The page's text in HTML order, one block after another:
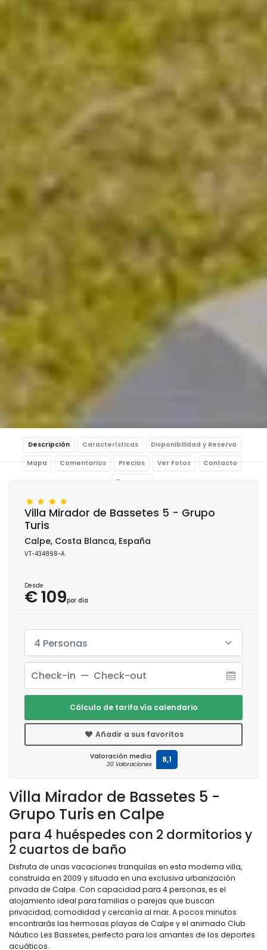
Descripción Características Disponibilidad y Reserva
Mapa Comentarios Precios Ver Fotos Contacto
Reservar
Villa Mirador de Bassetes 5 -
Grupo Turis en Calpe
para 4 huéspedes con 2 dormitorios y
2 cuartos de baño
Disfruta de unas vacaciones tranquilas en esta moderna villa,
construida en 2009 y situada en una exclusiva urbanización
privada de Calpe. Con capacidad para 4 personas, es el
alojamiento ideal para familias o parejas que buscan
privacidad, comodidad y cercanía al mar. A pocos minutos
encontrarás las hermosas playas de Calpe y el animado Club
Náutico Les Bassetes, perfecto para los amantes de los deportes
acuáticos.
Villa Mirador de Bassetes 5 - Grupo
Turis
Calpe, Costa Blanca, España
VT-434898-A
Desde
€ 109por día
4 Personas
Cálculo de tarifa vía calendario
Añadir a sus favoritos
Valoración media
30 Valoraciones 8,1